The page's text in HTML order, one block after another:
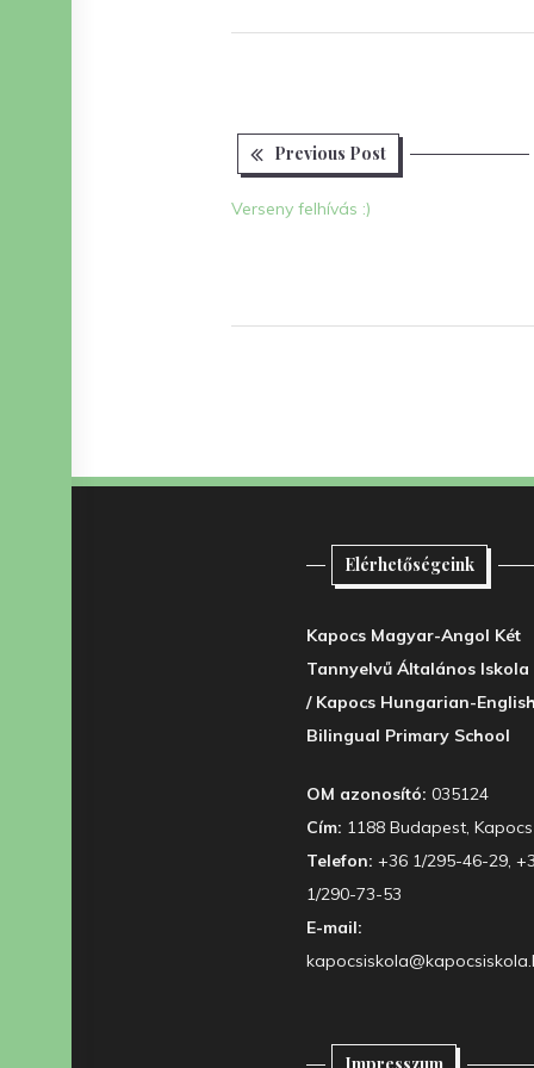
Bejegyzés
navigáció
Previous Post
Previous
Verseny felhívás :)
Elérhetőségeink
Kapocs Magyar-Angol Két
Tannyelvű Általános Iskola
/ Kapocs Hungarian-
Bilingual Primary School
OM azonosító: 035124
Cím: 1188 Budapest,
Telefon: +36 1/295-46-29,
1/290-73-53
E-mail: